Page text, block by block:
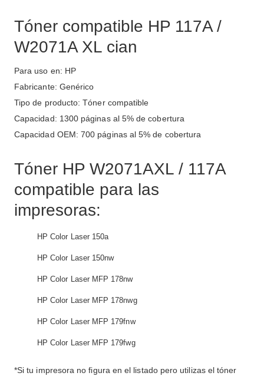
Tóner compatible HP 117A /
W2071A XL cian
Para uso en: HP
Fabricante: Genérico
Tipo de producto: Tóner compatible
Capacidad: 1300 páginas al 5% de cobertura
Capacidad OEM: 700 páginas al 5% de cobertura
Tóner HP W2071AXL / 117A
compatible para las
impresoras:
HP Color Laser 150a
HP Color Laser 150nw
HP Color Laser MFP 178nw
HP Color Laser MFP 178nwg
HP Color Laser MFP 179fnw
HP Color Laser MFP 179fwg
*Si tu impresora no figura en el listado pero utilizas el tóner